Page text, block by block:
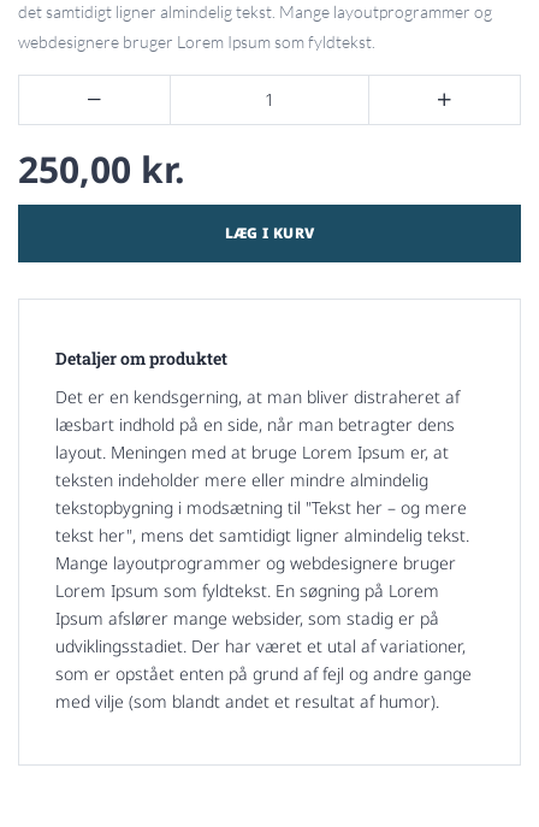
det samtidigt ligner almindelig tekst. Mange layoutprogrammer og
webdesignere bruger Lorem Ipsum som fyldtekst.
 
250,00 kr.
LÆG I KURV
Detaljer om produktet
Det er en kendsgerning, at man bliver distraheret af
læsbart indhold på en side, når man betragter dens
layout. Meningen med at bruge Lorem Ipsum er, at
teksten indeholder mere eller mindre almindelig
tekstopbygning i modsætning til "Tekst her – og mere
tekst her", mens det samtidigt ligner almindelig tekst.
Mange layoutprogrammer og webdesignere bruger
Lorem Ipsum som fyldtekst. En søgning på Lorem
Ipsum afslører mange websider, som stadig er på
udviklingsstadiet. Der har været et utal af variationer,
som er opstået enten på grund af fejl og andre gange
med vilje (som blandt andet et resultat af humor).